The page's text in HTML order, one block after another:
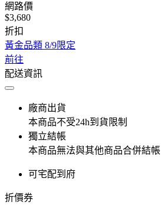
網路價
$3,680
折扣
黃金品類 8/9限定
前往
配送資訊
廠商出貨
本商品不受24h到貨限制
獨立結帳
本商品無法與其他商品合併結帳
可宅配到府
折價券